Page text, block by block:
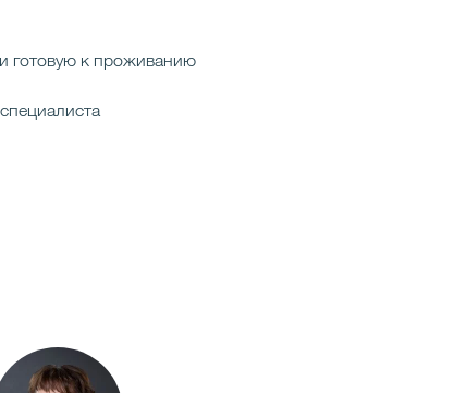
готовую к проживанию